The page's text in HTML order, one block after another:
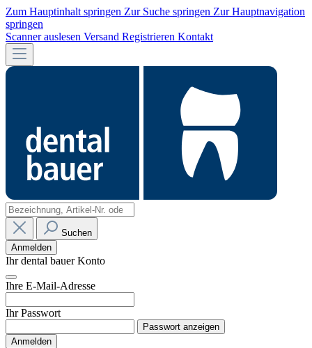
Zum Hauptinhalt springen Zur Suche springen Zur Hauptnavigation
springen
Scanner auslesen Versand Registrieren Kontakt
Suchen
Anmelden
Ihr dental bauer Konto
Ihre E-Mail-Adresse
Ihr Passwort
Passwort anzeigen
Anmelden